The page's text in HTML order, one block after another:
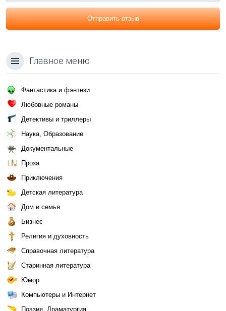
Отправить отзыв
Главное меню
Фантастика и фэнтези
Любовные романы
Детективы и триллеры
Наука, Образование
Документальные
Проза
Приключения
Детская литература
Дом и семья
Бизнес
Религия и духовность
Справочная литература
Старинная литература
Юмор
Компьютеры и Интернет
Поэзия, Драматургия